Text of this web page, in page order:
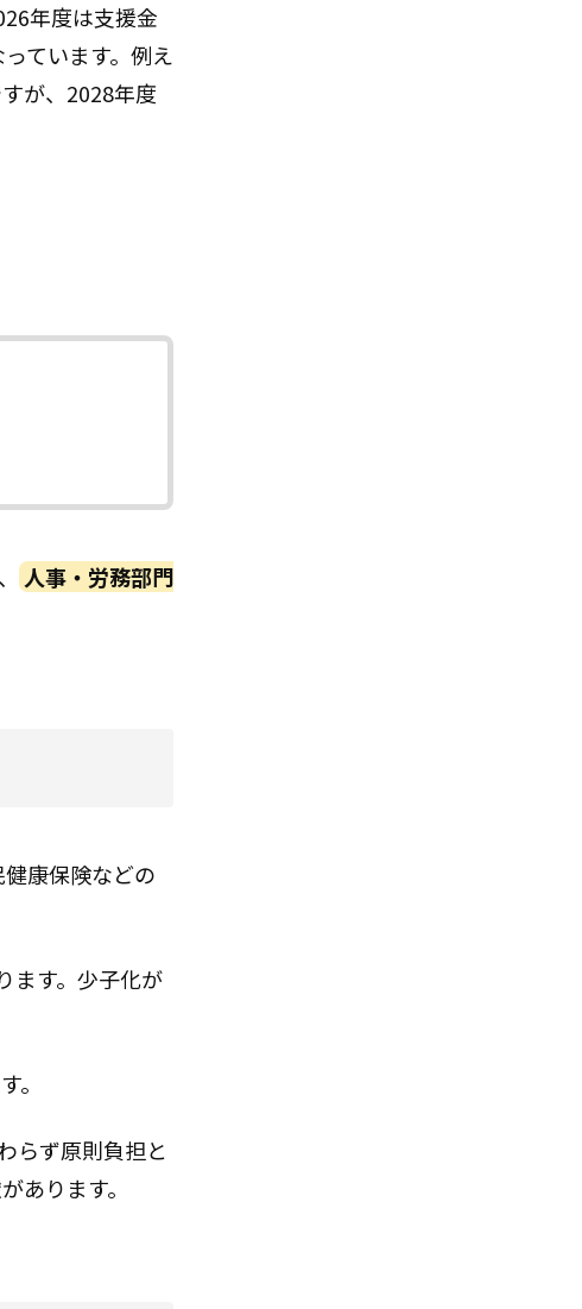
年度は支援金
ています。例え
が、2028年度
人事・労務部門
康保険などの
ます。少子化が
。
らず原則負担と
あります。